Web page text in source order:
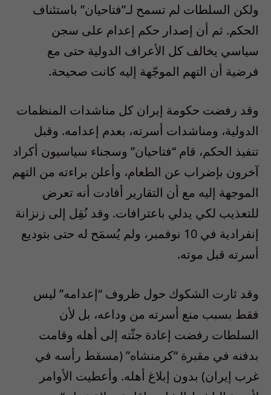
ولكن السلطات لم تسمح لـ”فتاحيان” باستئناف
الحكم. ثم أن إصدار حكم إعدام على سجن
سياسي يخالف كل الأعراف الدولية حتى مع
فرضية أن التهم الموجّهة إليه كانت صحيحة.
وقد رفضت حكومة إيران كل مناشدات المنظمات
الدولية، ومناشدات أسرته، بعدم إعدامه. وقبل
تنفيذ الحكم، قام “فتاحيان” وسجناء سياسيون أكراد
آخرون بإضراب عن الطعام، وأعلن براءته من التهم
الموجهة إليه مع أن التقارير أفادت أنه تعرض
للتعذيب لكي يدلي باعترافات. وقد نُقِل إلى زنزانة
إنفرادية في 10 نوفمبر، ولم يُسمَح له حتى بتوديع
أسرته قبل موته.
وقد ثارت الشكوك حول ظروف “إعدامه” ليس
فقط بسبب منع أسرته من وداعه، بل لأن
السلطات رفضت إعادة جثّته إلى أهله وقامت
بدفنه في مقبرة “كرمنشاه” (مسقط رأسه في
غرب إيران) بدون إبلاغ أهله. وأعطيت الأوامر